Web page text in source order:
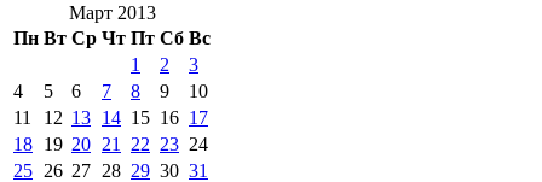
Март 2013
Пн Вт Ср Чт Пт Сб Вс
1
2
3
4
5 6 7 8 9
10
11
12 13 14 15 16 17
18 19 20 21 22 23 24
25 26 27 28 29 30 31